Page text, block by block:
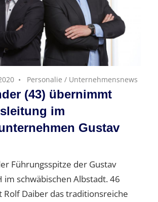
Personalie / Unternehmensnews
(43) übernimmt
im
Gustav
Führungsspitze der Gustav
im schwäbischen Albstadt. 46
Rolf Daiber das traditionsreiche